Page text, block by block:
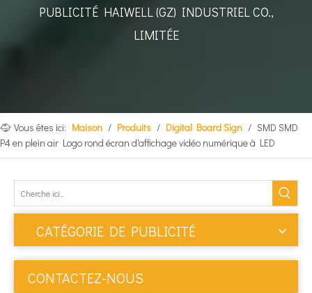
PUBLICITÉ HAIWELL (GZ) INDUSTRIEL CO.,
LIMITÉE
Vous êtes ici: Maison / Produits / Digital Board Sign / SMD SMD
P4 en plein air Logo rond écran d'affichage vidéo numérique à LED
CATÉGORIE DE PUBLICITÉ
CONTACTEZ-NOUS